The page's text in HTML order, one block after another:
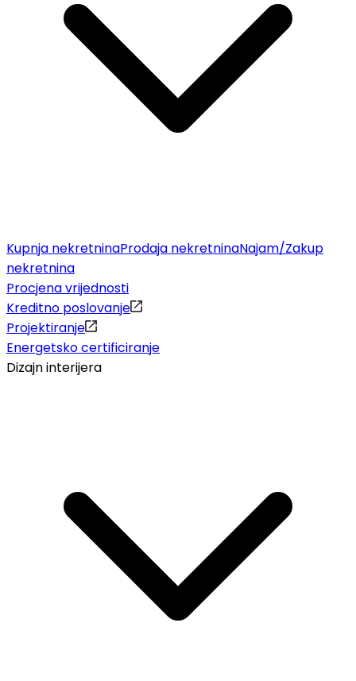
Kupnja nekretninaProdaja nekretninaNajam/Zakup
nekretnina
Procjena vrijednosti
Kreditno poslovanje
Projektiranje
Energetsko certificiranje
Dizajn interijera